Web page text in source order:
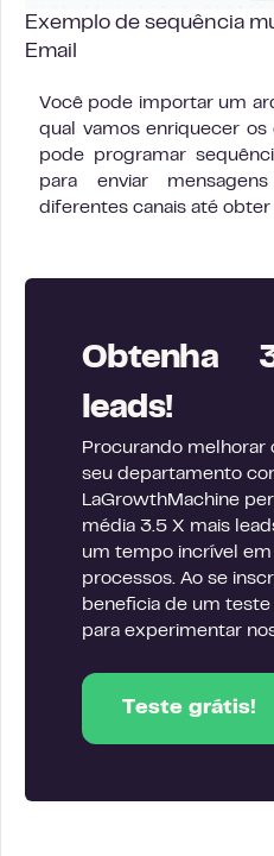
Exemplo de sequência
Email
Você pode importar um
qual vamos enriquecer os
pode programar
para enviar
diferentes canais até
Obtenha
leads!
Procurando melhorar
seu departamento
LaGrowthMachine
média 3.5 X mais
um tempo incrível
processos. Ao se
beneficia de um
para experimentar
Teste grátis!